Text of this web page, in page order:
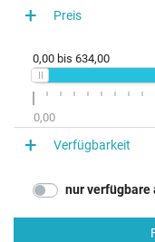
Preis
0,00 bis 634,00
0,00
Verfügbarkeit
nur verfügbare